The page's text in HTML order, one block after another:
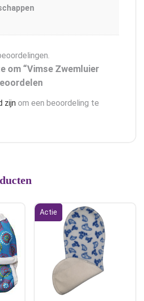
om “Vimse Zwemluier
zijn om een beoordeling te
Actie